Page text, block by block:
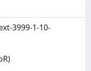
3999-1-10-